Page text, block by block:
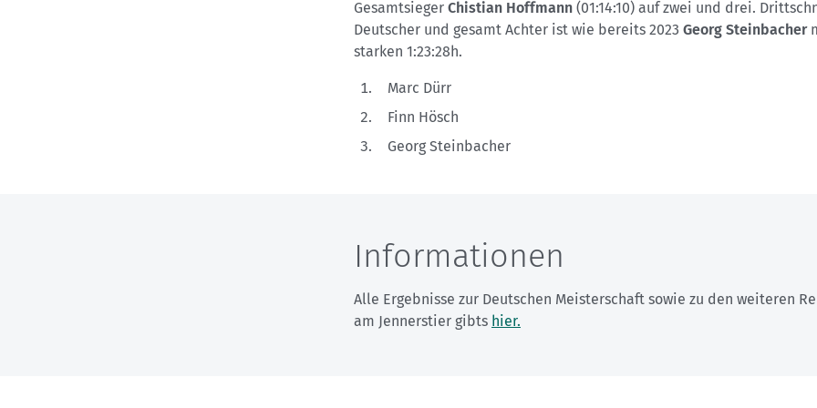
Gesamtsieger Chistian Hoffmann (01:14:10) auf zwei und drei.
Deutscher und gesamt Achter ist wie bereits 2023 Georg Steinbacher
starken 1:23:28h.
Marc Dürr
Finn Hösch
Georg Steinbacher
Informationen
Alle Ergebnisse zur Deutschen Meisterschaft sowie zu den weiteren
am Jennerstier gibts hier.